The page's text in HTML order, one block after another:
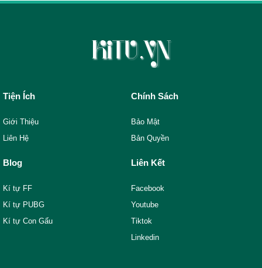
Tiện Ích
Giới Thiệu
Liên Hệ
Chính Sách
Bảo Mật
Bản Quyền
Blog
Kí tự FF
Kí tự PUBG
Kí tự Con Gấu
Liên Kết
Facebook
Youtube
Tiktok
Linkedin